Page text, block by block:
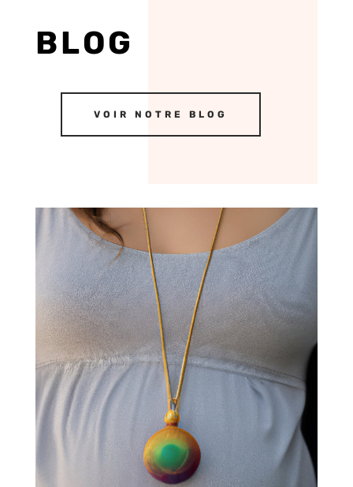
BLOG
VOIR NOTRE BLOG